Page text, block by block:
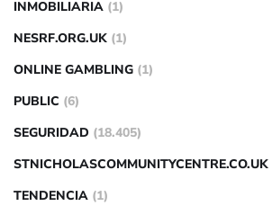
INMOBILIARIA (1)
NESRF.ORG.UK (1)
ONLINE GAMBLING (1)
PUBLIC (6)
SEGURIDAD (18.405)
STNICHOLASCOMMUNITYCENTRE.CO.UK
TENDENCIA (1)